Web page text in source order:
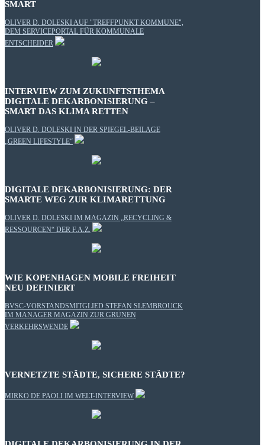
SMART
OLIVER D. DOLESKI AUF "TREFFPUNKT KOMMUNE",
DEM SERVICEPORTAL FÜR KOMMUNALE
ENTSCHEIDER
INTERVIEW ZUM ZUKUNFTSTHEMA
DIGITALE DEKARBONISIERUNG –
SMART DAS KLIMA RETTEN
OLIVER D. DOLESKI IN DER SPIEGEL-BEILAGE
„GREEN LIFESTYLE“
DIGITALE DEKARBONISIERUNG: DER
SMARTE WEG ZUR KLIMARETTUNG
OLIVER D. DOLESKI IM MAGAZIN „RECYCLING &
RESSOURCEN“ DER F.A.Z.
WIE KOPENHAGEN MOBILE FREIHEIT
NEU DEFINIERT
BVSC-VORSTANDSMITGLIED STEFAN SLEMBROUCK
IM MANAGER MAGAZIN ZUR GRÜNEN
VERKEHRSWENDE
VERNETZTE STÄDTE, SICHERE STÄDTE?
MIRKO DE PAOLI IM WELT-INTERVIEW